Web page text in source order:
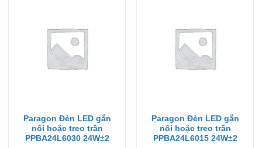
Paragon Đèn LED gắn
nổi hoặc treo trần
PPBA24L6030 24W±2
Paragon Đèn LED gắn
nổi hoặc treo trần
PPBA24L6015 24W±2